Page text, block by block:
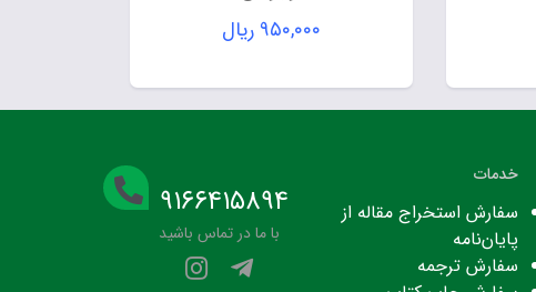
۹۵۰,۰۰۰ ریال
خدمات
سفارش استخراج مقاله از
پایان‌نامه
سفارش ترجمه
۹۱۶۶۴۱۵۸۹۴
با ما در تماس باشید